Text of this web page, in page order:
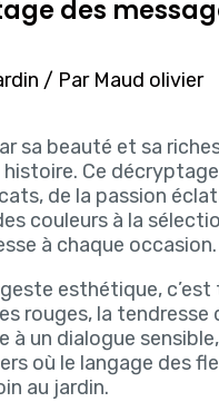
des
/ Par Maud olivier
sa beauté et sa
Ce
de la passion
couleurs à la
à chaque occasion.
esthétique,
rouges, la
à un dialogue
où le langage des
au jardin.